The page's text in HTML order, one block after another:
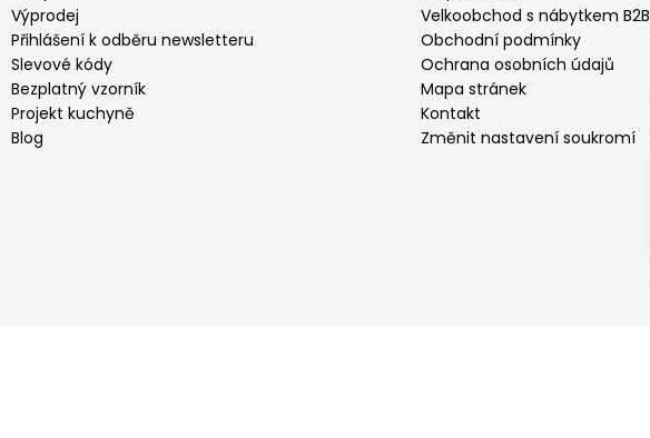
Výprodej
Přihlášení k odběru newsletteru
Slevové kódy
Bezplatný vzorník
Projekt kuchyně
Blog
Velkoobchod s nábytkem B2B
Obchodní podmínky
Ochrana osobních údajů
Mapa stránek
Kontakt
Změnit nastavení soukromí